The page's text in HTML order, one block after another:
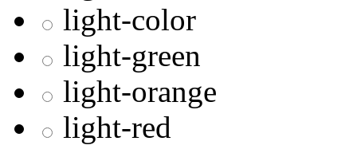
light-color
light-green
light-orange
light-red